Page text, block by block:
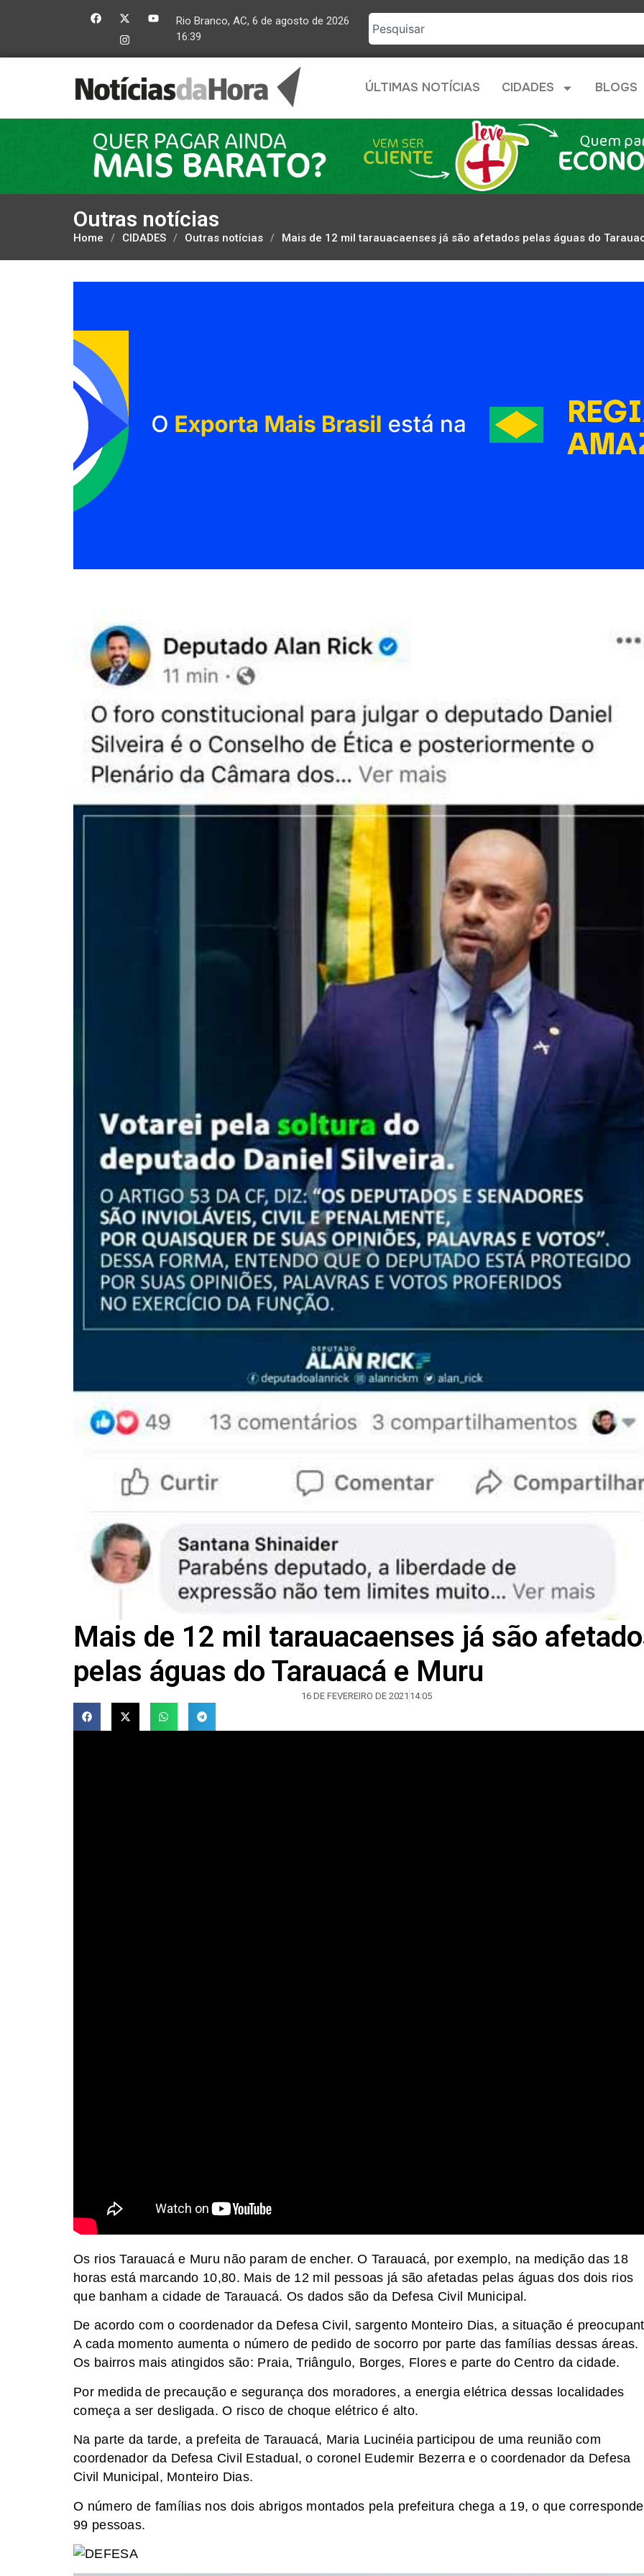
Rio Branco, AC, 6 de agosto de 2026
16:39
ÚLTIMAS NOTÍCIAS CIDADES BLOGS
Outras notícias
Home / CIDADES / Outras notícias / Mais de 12 mil tarauacaenses já são afetados pelas águas do
Mais de 12 mil tarauacaenses já são
pelas águas do Tarauacá e Muru
16 DE FEVEREIRO DE 2021 14:05
Os rios Tarauacá e Muru não param de encher. O Tarauacá, por exemplo, na medição das 18
horas está marcando 10,80. Mais de 12 mil pessoas já são afetadas pelas águas dos dois rios
que banham a cidade de Tarauacá. Os dados são da Defesa Civil Municipal.
De acordo com o coordenador da Defesa Civil, sargento Monteiro Dias, a situação é
A cada momento aumenta o número de pedido de socorro por parte das famílias dessas áreas.
Os bairros mais atingidos são: Praia, Triângulo, Borges, Flores e parte do Centro da cidade.
Por medida de precaução e segurança dos moradores, a energia elétrica dessas localidades
começa a ser desligada. O risco de choque elétrico é alto.
Na parte da tarde, a prefeita de Tarauacá, Maria Lucinéia participou de uma reunião com
coordenador da Defesa Civil Estadual, o coronel Eudemir Bezerra e o coordenador da Defesa
Civil Municipal, Monteiro Dias.
O número de famílias nos dois abrigos montados pela prefeitura chega a 19, o que
99 pessoas.